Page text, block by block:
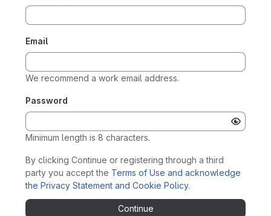
Email
We recommend a work email address.
Password
Minimum length is 8 characters.
By clicking Continue or registering through a third
party you accept the Terms of Use and acknowledge
the Privacy Statement and Cookie Policy.
Continue